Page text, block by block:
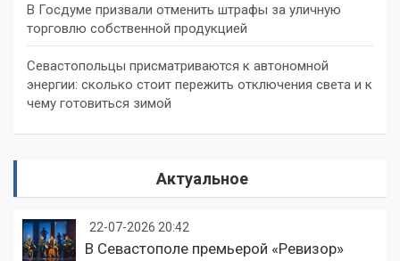
В Госдуме призвали отменить штрафы за уличную
торговлю собственной продукцией
Севастопольцы присматриваются к автономной
энергии: сколько стоит пережить отключения света и к
чему готовиться зимой
Актуальное
22-07-2026 20:42
В Севастополе премьерой «Ревизор»